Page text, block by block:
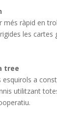
més ràpid en
les cartes
tree
esquirols a
utilitzant